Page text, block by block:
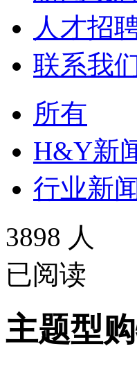
人才招
联系我
所有
H&Y新
行业新
3898 人
已阅读
主题型